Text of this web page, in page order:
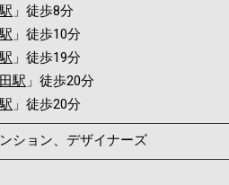
」徒歩8分
」徒歩10分
」徒歩19分
駅 」徒歩20分
」徒歩20分
ション、デザイナーズ